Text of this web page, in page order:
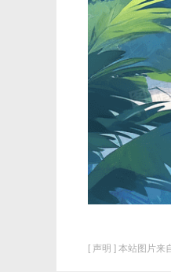
[ 声明 ] 本站图片来